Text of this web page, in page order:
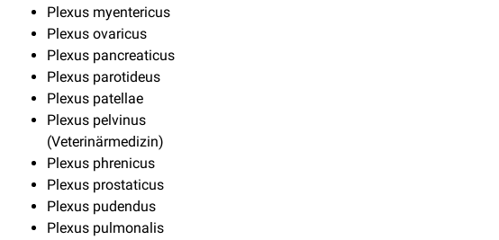
Plexus myentericus
Plexus ovaricus
Plexus pancreaticus
Plexus parotideus
Plexus patellae
Plexus pelvinus
(Veterinärmedizin)
Plexus phrenicus
Plexus prostaticus
Plexus pudendus
Plexus pulmonalis